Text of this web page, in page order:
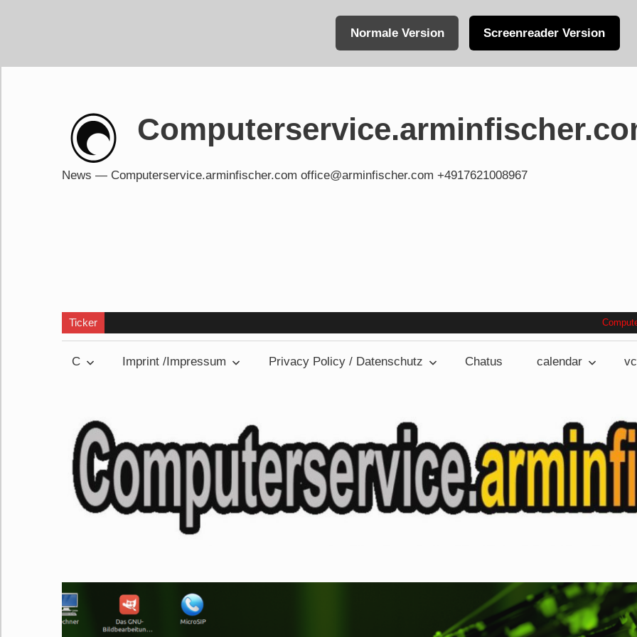
Normale Version Screenreader Version
content
News — Computerservice.arminfischer.com office@arminfischer.com +4917621008967
Ticker
C Imprint /Impressum Privacy Policy / Datenschutz Chatus calendar